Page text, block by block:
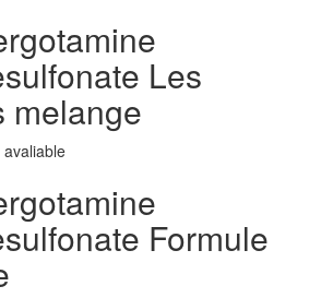
Les
melange
Formule